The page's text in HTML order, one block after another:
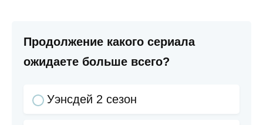
Продолжение какого сериала
ожидаете больше всего?
Уэнсдей 2 сезон